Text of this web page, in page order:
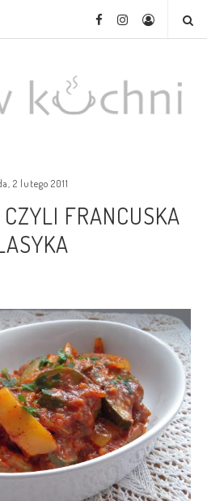
2 lutego 2011
FRANCUSKA